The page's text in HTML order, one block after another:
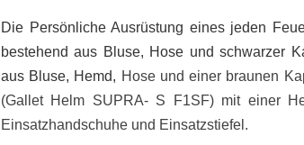
Die Persönliche Ausrüstung eines jeden
bestehend aus Bluse, Hose und schwarzer
aus Bluse, Hemd, Hose und einer braunen
(Gallet Helm SUPRA- S F1SF) mit einer
Einsatzhandschuhe und Einsatzstiefel.